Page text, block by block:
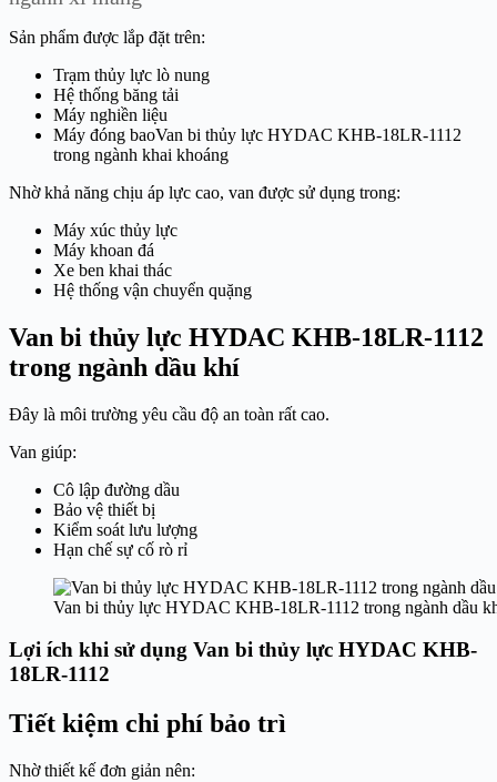
Sản phẩm được lắp đặt trên:
Trạm thủy lực lò nung
Hệ thống băng tải
Máy nghiền liệu
Máy đóng baoVan bi thủy lực HYDAC KHB-18LR-1112
trong ngành khai khoáng
Nhờ khả năng chịu áp lực cao, van được sử dụng trong:
Máy xúc thủy lực
Máy khoan đá
Xe ben khai thác
Hệ thống vận chuyển quặng
Van bi thủy lực HYDAC KHB-18LR-1112
trong ngành dầu khí
Đây là môi trường yêu cầu độ an toàn rất cao.
Van giúp:
Cô lập đường dầu
Bảo vệ thiết bị
Kiểm soát lưu lượng
Hạn chế sự cố rò rỉ
Van bi thủy lực HYDAC KHB-18LR-1112 trong ngành dầu
Lợi ích khi sử dụng Van bi thủy lực HYDAC KHB-
18LR-1112
Tiết kiệm chi phí bảo trì
Nhờ thiết kế đơn giản nên: